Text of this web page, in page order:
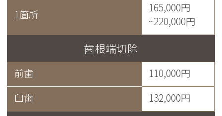
1箇所
165,000円
~220,000円
歯根端切除
前歯
110,000円
臼歯
132,000円